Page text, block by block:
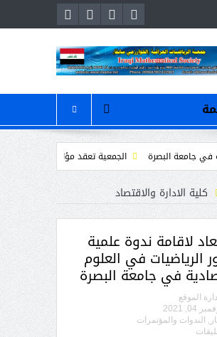
جامعة البصرة
الجمعية تعقد مؤتمرها الانتخابي
بعنوان ” عمر الخيام والرياضيات “ / دعوة لحضور كلية الادارة والاقتصاد
لاقامة ندوة علمية
الرياضيات في العلوم
في جامعة البصرة
إدارة الموقع
04, 2021
, الندوات والمؤتمرات